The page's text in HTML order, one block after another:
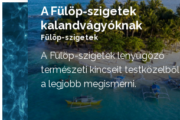
A Fülöp-szigetek
kalandvágyóknak
Fülöp-szigetek
A Fülöp-szigetek lenyűgöző
természeti kincseit testközelből
a legjobb megismerni.